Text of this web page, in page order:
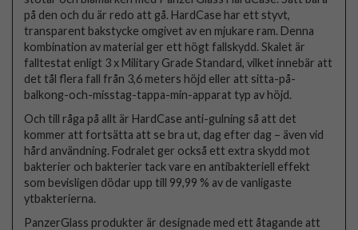
på den och du är redo att gå. HardCase har ett styvt,
transparent bakstycke omgivet av en mjukare ram. Denna
kombination av material ger ett högt fallskydd. Skalet är
falltestat enligt 3 x Military Grade Standard, vilket innebär att
det tål flera fall från 3,6 meters höjd eller att sitta-på-
balkong-och-misstag-tappa-min-apparat typ av höjd.
Och till råga på allt är HardCase anti-gulning så att det
kommer att fortsätta att se bra ut, dag efter dag – även vid
hård användning. Fodralet ger också ett extra skydd mot
bakterier och bakterier tack vare en antibakteriell effekt
som bevisligen dödar upp till 99,99 % av de vanligaste
ytbakterierna.
PanzerGlass produkter är designade med ett åtagande att